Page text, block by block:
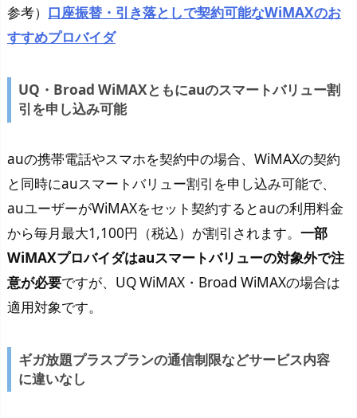
参考） 口座振替・引き落としで契約可能なWiMAXのお
すすめプロバイダ
UQ・Broad WiMAXともにauのスマートバリュー割
引を申し込み可能
auの携帯電話やスマホを契約中の場合、WiMAXの契約
と同時にauスマートバリュー割引を申し込み可能で、
auユーザーがWiMAXをセット契約するとauの利用料金
から毎月最大1,100円（税込）が割引されます。 一部
WiMAXプロバイダはauスマートバリューの対象外で注
意が必要ですが、UQ WiMAX・Broad WiMAXの場合は
適用対象です。
ギガ放題プラスプランの通信制限などサービス内容
に違いなし